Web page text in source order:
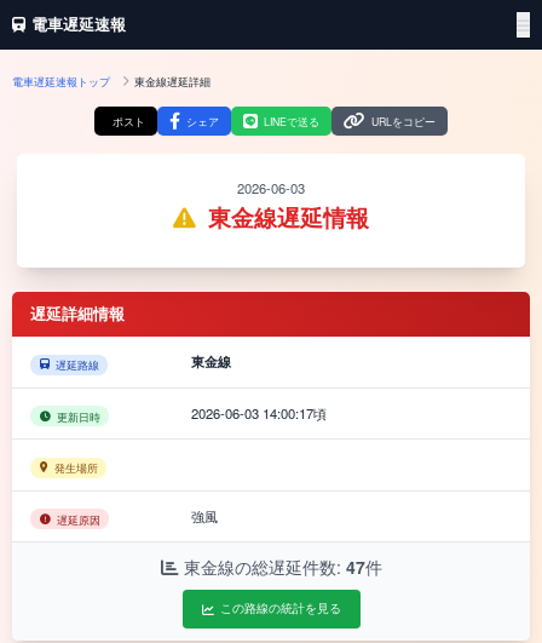
電車遅延速報
電車遅延速報トップ 東金線遅延詳細
ポスト シェア LINEで送る URLをコピー
2026-06-03
東金線遅延情報
遅延詳細情報
遅延路線 東金線
更新日時 2026-06-03 14:00:17頃
発生場所
遅延原因 強風
東金線の総遅延件数: 47件
この路線の統計を見る